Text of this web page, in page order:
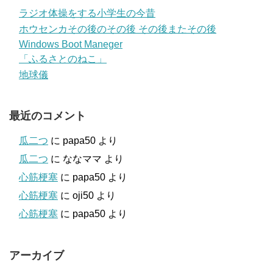
ラジオ体操をする小学生の今昔
ホウセンカその後のその後 その後またその後
Windows Boot Maneger
「ふるさとのねこ」
地球儀
最近のコメント
瓜二つ に papa50 より
瓜二つ に ななママ より
心筋梗塞 に papa50 より
心筋梗塞 に oji50 より
心筋梗塞 に papa50 より
アーカイブ